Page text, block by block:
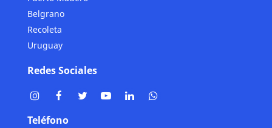
Belgrano
Recoleta
Uruguay
Redes Sociales
Teléfono